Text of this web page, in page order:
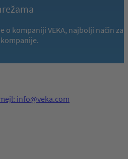
o kompaniji VEKA, najbolji način za
info@veka.com